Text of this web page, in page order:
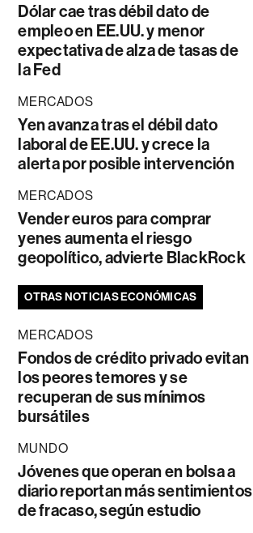
Dólar cae tras débil dato de
empleo en EE.UU. y menor
expectativa de alza de tasas de
la Fed
MERCADOS
Yen avanza tras el débil dato
laboral de EE.UU. y crece la
alerta por posible intervención
MERCADOS
Vender euros para comprar
yenes aumenta el riesgo
geopolítico, advierte BlackRock
OTRAS NOTICIAS ECONÓMICAS
MERCADOS
Fondos de crédito privado evitan
los peores temores y se
recuperan de sus mínimos
bursátiles
MUNDO
Jóvenes que operan en bolsa a
diario reportan más sentimientos
de fracaso, según estudio